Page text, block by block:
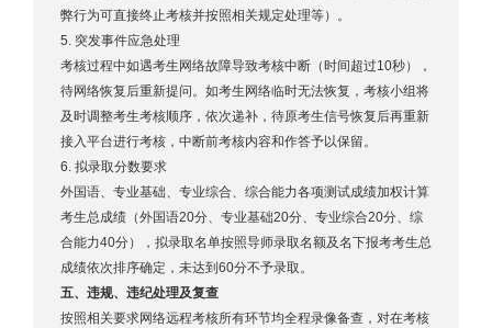
弊行为可直接终止考核并按照相关规定处理等）。
5. 突发事件应急处理
考核过程中如遇考生网络故障导致考核中断（时间超过10秒），
待网络恢复后重新提问。如考生网络临时无法恢复，考核小组将
及时调整考生考核顺序，依次递补，待原考生信号恢复后再重新
接入平台进行考核，中断前考核内容和作答予以保留。
6. 拟录取分数要求
外国语、专业基础、专业综合、综合能力各项测试成绩加权计算
考生总成绩（外国语20分、专业基础20分、专业综合20分、综
合能力40分）， 拟录取名单按照导师录取名额及名下报考考生总
成绩依次排序确定，未达到60分不予录取。
五、违规、违纪处理及复查
按照相关要求网络远程考核所有环节均全程录像备查，对在考核